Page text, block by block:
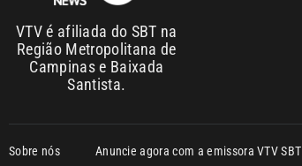
VTV é afiliada do SBT na
Região Metropolitana de
Campinas e Baixada
Santista.
Sobre nós Anuncie agora com a emissora VTV SBT